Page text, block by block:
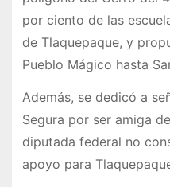
por ciento de las
de Tlaquepaque, y
Pueblo Mágico hasta
Además, se dedicó a
Segura por ser amiga
diputada federal no
apoyo para